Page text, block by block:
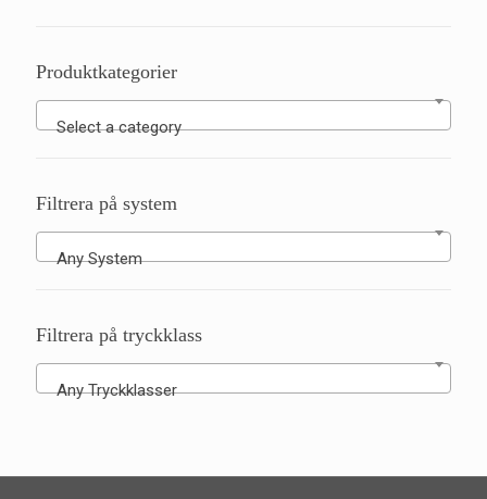
Produktkategorier
Select a category
Filtrera på system
Any System
Filtrera på tryckklass
Any Tryckklasser